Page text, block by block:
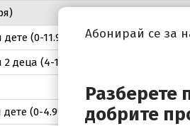
(0-11.99) на допълнително
деца (4-11.99) на допълнително
(0-4.99) на допълнително
Абонирай се за
Разберете
добрите